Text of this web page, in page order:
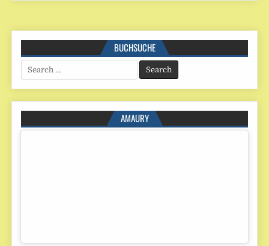
BUCHSUCHE
Search
for:
AMAURY